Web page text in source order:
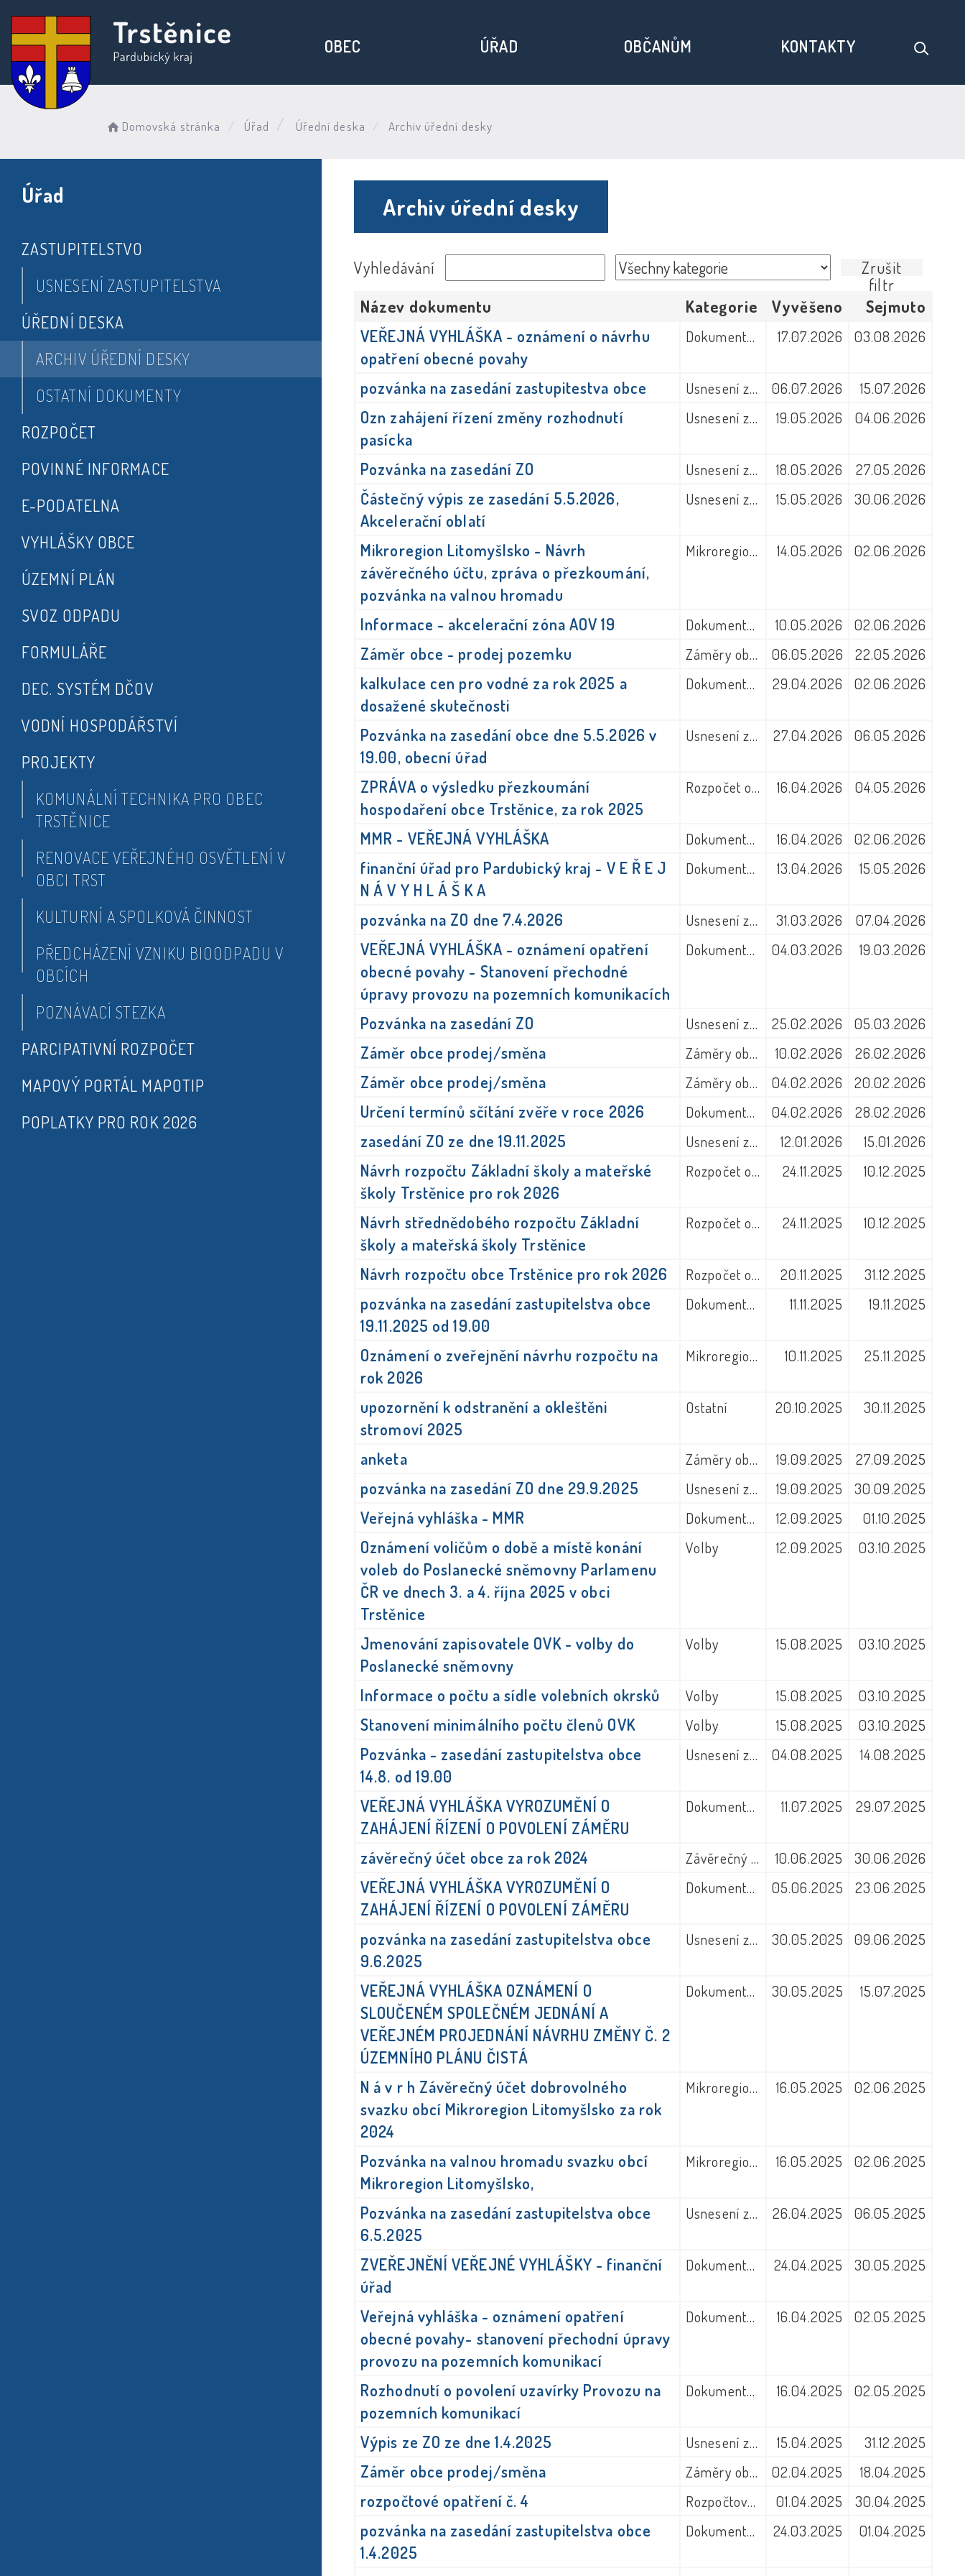
OBEC ÚŘAD OBČANŮM KONTAKTY
Domovská stránka Úřad Úřední deska Archiv úřední desky
Úřad
ZASTUPITELSTVO
USNESENÍ ZASTUPITELSTVA
ÚŘEDNÍ DESKA
ARCHIV ÚŘEDNÍ DESKY
OSTATNÍ DOKUMENTY
ROZPOČET
POVINNÉ INFORMACE
E-PODATELNA
VYHLÁŠKY OBCE
ÚZEMNÍ PLÁN
SVOZ ODPADU
FORMULÁŘE
DEC. SYSTÉM DČOV
VODNÍ HOSPODÁŘSTVÍ
PROJEKTY
KOMUNÁLNÍ TECHNIKA PRO OBEC
TRSTĚNICE
RENOVACE VEŘEJNÉHO OSVĚTLENÍ V
OBCI TRST
KULTURNÍ A SPOLKOVÁ ČINNOST
PŘEDCHÁZENÍ VZNIKU BIOODPADU V
OBCÍCH
POZNÁVACÍ STEZKA
PARCIPATIVNÍ ROZPOČET
MAPOVÝ PORTÁL MAPOTIP
POPLATKY PRO ROK 2026
Archiv úřední desky
Vyhledávání
Zrušit
filtr
Název dokumentu
Kategorie Vyvěšeno
Sejmuto
VEŘEJNÁ VYHLÁŠKA - oznámení o návrhu
opatření obecné povahy
Dokumenty z jiných úřadů 17.07.2026 03.08.2026
pozvánka na zasedání zastupitestva obce Usnesení zastupitelstva obce 06.07.2026 15.07.2026
Ozn zahájení řízení změny rozhodnutí
pasícka
Usnesení zastupitelstva obce 19.05.2026 04.06.2026
Pozvánka na zasedání ZO Usnesení zastupitelstva obce 18.05.2026 27.05.2026
Částečný výpis ze zasedání 5.5.2026,
Akcelerační oblatí
Usnesení zastupitelstva obce 15.05.2026 30.06.2026
Mikroregion Litomyšlsko - Návrh
závěrečného účtu, zpráva o přezkoumání,
pozvánka na valnou hromadu
Mikroregion Litomyšlsko 14.05.2026 02.06.2026
Informace - akcelerační zóna AOV 19 Dokumenty z jiných úřadů 10.05.2026 02.06.2026
Záměr obce - prodej pozemku Záměry obce 06.05.2026 22.05.2026
kalkulace cen pro vodné za rok 2025 a
dosažené skutečnosti
Dokumenty obecního úřadu 29.04.2026 02.06.2026
Pozvánka na zasedání obce dne 5.5.2026 v
19.00, obecní úřad
Usnesení zastupitelstva obce 27.04.2026 06.05.2026
ZPRÁVA o výsledku přezkoumání
hospodaření obce Trstěnice, za rok 2025
Rozpočet obce 16.04.2026 04.05.2026
MMR - VEŘEJNÁ VYHLÁŠKA Dokumenty z jiných úřadů 16.04.2026 02.06.2026
finanční úřad pro Pardubický kraj - V E Ř E J
N Á V Y H L Á Š K A
Dokumenty z jiných úřadů 13.04.2026 15.05.2026
pozvánka na ZO dne 7.4.2026 Usnesení zastupitelstva obce 31.03.2026 07.04.2026
VEŘEJNÁ VYHLÁŠKA - oznámení opatření
obecné povahy - Stanovení přechodné
úpravy provozu na pozemních komunikacích
Dokumenty z jiných úřadů 04.03.2026 19.03.2026
Pozvánka na zasedání ZO Usnesení zastupitelstva obce 25.02.2026 05.03.2026
Záměr obce prodej/směna Záměry obce 10.02.2026 26.02.2026
Záměr obce prodej/směna Záměry obce 04.02.2026 20.02.2026
Určení termínů sčítání zvěře v roce 2026 Dokumenty z jiných úřadů 04.02.2026 28.02.2026
zasedání ZO ze dne 19.11.2025 Usnesení zastupitelstva obce 12.01.2026 15.01.2026
Návrh rozpočtu Základní školy a mateřské
školy Trstěnice pro rok 2026
Rozpočet obce 24.11.2025 10.12.2025
Návrh střednědobého rozpočtu Základní
školy a mateřská školy Trstěnice
Rozpočet obce 24.11.2025 10.12.2025
Návrh rozpočtu obce Trstěnice pro rok 2026 Rozpočet obce 20.11.2025 31.12.2025
pozvánka na zasedání zastupitelstva obce
19.11.2025 od 19.00
Dokumenty obecního úřadu 11.11.2025 19.11.2025
Oznámení o zveřejnění návrhu rozpočtu na
rok 2026
Mikroregion Litomyšlsko 10.11.2025 25.11.2025
upozornění k odstranění a okleštěni
stromoví 2025
Ostatní 20.10.2025 30.11.2025
anketa Záměry obce 19.09.2025 27.09.2025
pozvánka na zasedání ZO dne 29.9.2025 Usnesení zastupitelstva obce 19.09.2025 30.09.2025
Veřejná vyhláška - MMR Dokumenty z jiných úřadů 12.09.2025 01.10.2025
Oznámení voličům o době a místě konání
voleb do Poslanecké sněmovny Parlamenu
ČR ve dnech 3. a 4. října 2025 v obci
Trstěnice
Volby 12.09.2025 03.10.2025
Jmenování zapisovatele OVK - volby do
Poslanecké sněmovny
Volby 15.08.2025 03.10.2025
Informace o počtu a sídle volebních okrsků Volby 15.08.2025 03.10.2025
Stanovení minimálního počtu členů OVK Volby 15.08.2025 03.10.2025
Pozvánka - zasedání zastupitelstva obce
14.8. od 19.00
Usnesení zastupitelstva obce 04.08.2025 14.08.2025
VEŘEJNÁ VYHLÁŠKA VYROZUMĚNÍ O
ZAHÁJENÍ ŘÍZENÍ O POVOLENÍ ZÁMĚRU
Dokumenty z jiných úřadů 11.07.2025 29.07.2025
závěrečný účet obce za rok 2024 Závěrečný účet obce 10.06.2025 30.06.2026
VEŘEJNÁ VYHLÁŠKA VYROZUMĚNÍ O
ZAHÁJENÍ ŘÍZENÍ O POVOLENÍ ZÁMĚRU
Dokumenty z jiných úřadů 05.06.2025 23.06.2025
pozvánka na zasedání zastupitelstva obce
9.6.2025
Usnesení zastupitelstva obce 30.05.2025 09.06.2025
VEŘEJNÁ VYHLÁŠKA OZNÁMENÍ O
SLOUČENÉM SPOLEČNÉM JEDNÁNÍ A
VEŘEJNÉM PROJEDNÁNÍ NÁVRHU ZMĚNY Č. 2
ÚZEMNÍHO PLÁNU ČISTÁ
Dokumenty z jiných úřadů 30.05.2025 15.07.2025
N á v r h Závěrečný účet dobrovolného
svazku obcí Mikroregion Litomyšlsko za rok
2024
Mikroregion Litomyšlsko 16.05.2025 02.06.2025
Pozvánka na valnou hromadu svazku obcí
Mikroregion Litomyšlsko,
Mikroregion Litomyšlsko 16.05.2025 02.06.2025
Pozvánka na zasedání zastupitelstva obce
6.5.2025
Usnesení zastupitelstva obce 26.04.2025 06.05.2025
ZVEŘEJNĚNÍ VEŘEJNÉ VYHLÁŠKY - finanční
úřad
Dokumenty z jiných úřadů 24.04.2025 30.05.2025
Veřejná vyhláška - oznámení opatření
obecné povahy- stanovení přechodní úpravy
provozu na pozemních komunikací
Dokumenty z jiných úřadů 16.04.2025 02.05.2025
Rozhodnutí o povolení uzavírky Provozu na
pozemních komunikací
Dokumenty z jiných úřadů 16.04.2025 02.05.2025
Výpis ze ZO ze dne 1.4.2025 Usnesení zastupitelstva obce 15.04.2025 31.12.2025
Záměr obce prodej/směna Záměry obce 02.04.2025 18.04.2025
rozpočtové opatření č. 4 Rozpočtová opatření 01.04.2025 30.04.2025
pozvánka na zasedání zastupitelstva obce
1.4.2025
Dokumenty obecního úřadu 24.03.2025 01.04.2025